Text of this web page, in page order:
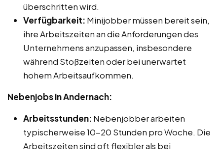
überschritten wird.
Verfügbarkeit: Minijobber müssen bereit sein,
ihre Arbeitszeiten an die Anforderungen des
Unternehmens anzupassen, insbesondere
während Stoßzeiten oder bei unerwartet
hohem Arbeitsaufkommen.
Nebenjobs in Andernach:
Arbeitsstunden: Nebenjobber arbeiten
typischerweise 10-20 Stunden pro Woche. Die
Arbeitszeiten sind oft flexibler als bei